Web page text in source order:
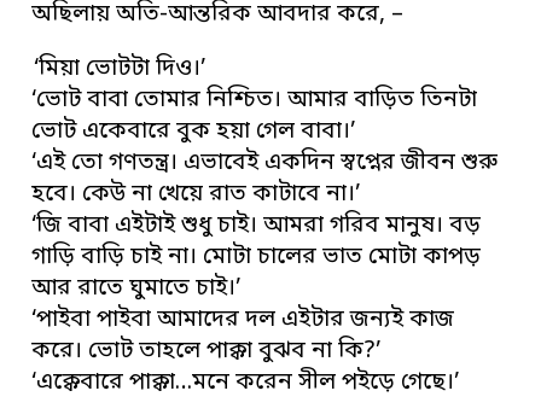
অছিলায় অতি-আন্তরিক আবদার করে, –
‘মিয়া ভোটটা দিও।’
‘ভোট বাবা তোমার নিশ্চিত। আমার বাড়িত তিনটা
ভোট একেবারে বুক হয়া গেল বাবা।’
‘এই তো গণতন্ত্র। এভাবেই একদিন স্বপ্নের জীবন শুরু
হবে। কেউ না খেয়ে রাত কাটাবে না।’
‘জি বাবা এইটাই শুধু চাই। আমরা গরিব মানুষ। বড়
গাড়ি বাড়ি চাই না। মোটা চালের ভাত মোটা কাপড়
আর রাতে ঘুমাতে চাই।’
‘পাইবা পাইবা আমাদের দল এইটার জন্যই কাজ
করে। ভোট তাহলে পাক্কা বুঝব না কি?’
‘এক্কেবারে পাক্কা…মনে করেন সীল পইড়ে গেছে।’